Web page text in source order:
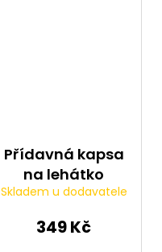
Přídavná kapsa
na lehátko
Skladem u dodavatele
349 Kč